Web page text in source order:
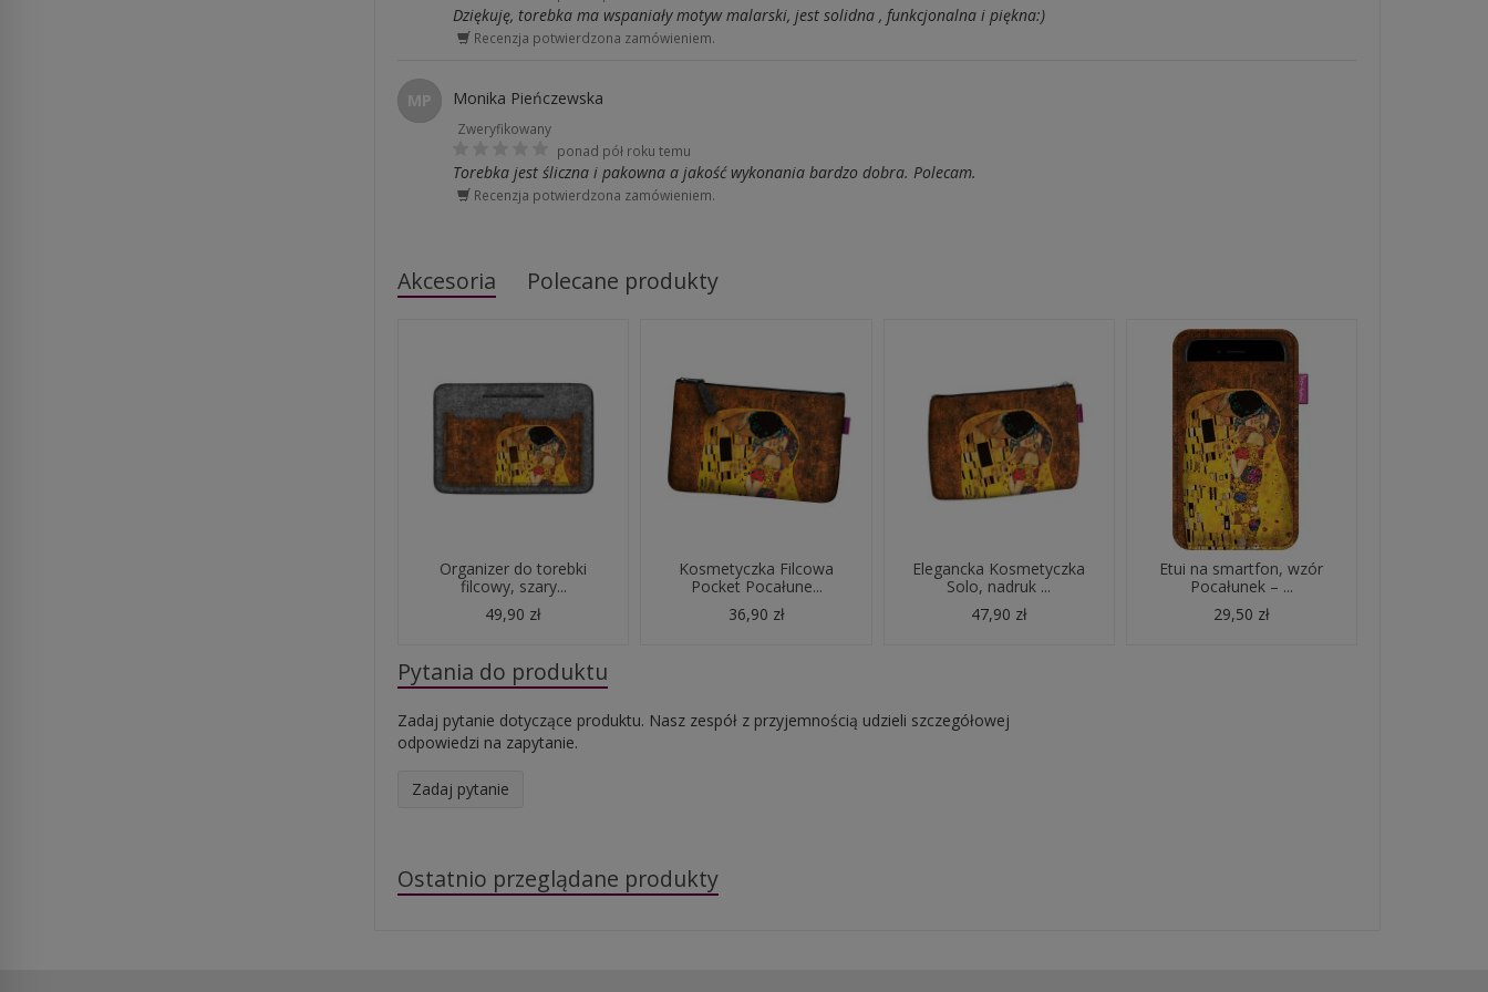
Dziękuję, torebka ma wspaniały motyw malarski, jest solidna , funkcjonalna i piękna:)
Recenzja potwierdzona zamówieniem.
MP Monika Pieńczewska
Zweryfikowany
ponad pół roku temu
Torebka jest śliczna i pakowna a jakość wykonania bardzo dobra. Polecam.
Recenzja potwierdzona zamówieniem.
Akcesoria Polecane produkty
Organizer do torebki
filcowy, szary...
49,90 zł
Kosmetyczka Filcowa
Pocket Pocałune...
36,90 zł
Elegancka Kosmetyczka
Solo, nadruk ...
47,90 zł
Etui na smartfon, wzór
Pocałunek – ...
29,50 zł
Pytania do produktu
Zadaj pytanie dotyczące produktu. Nasz zespół z przyjemnością udzieli szczegółowej
odpowiedzi na zapytanie.
Zadaj pytanie
Ostatnio przeglądane produkty